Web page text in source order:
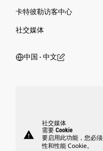
卡特彼勒访客中心
社交媒体
中国 ‧ 中文
warning
社交媒体
需要 Cookie
要启用此功能，您必
性和性能 Cookie。